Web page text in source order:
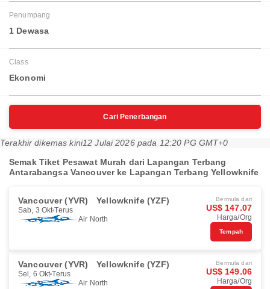
Penumpang
1 Dewasa
Class
Ekonomi
Cari Penerbangan
Terakhir dikemas kini12 Julai 2026 pada 12:20 PG GMT+0
Semak Tiket Pesawat Murah dari Lapangan Terbang
Antarabangsa Vancouver ke Lapangan Terbang Yellowknife
Vancouver (YVR) Yellowknife (YZF)
Sab, 3 Okt Terus
Air North
Bermula dari
US$ 147.07
Harga/Org
Tempah
Vancouver (YVR) Yellowknife (YZF)
Sel, 6 Okt Terus
Air North
Bermula dari
US$ 149.06
Harga/Org